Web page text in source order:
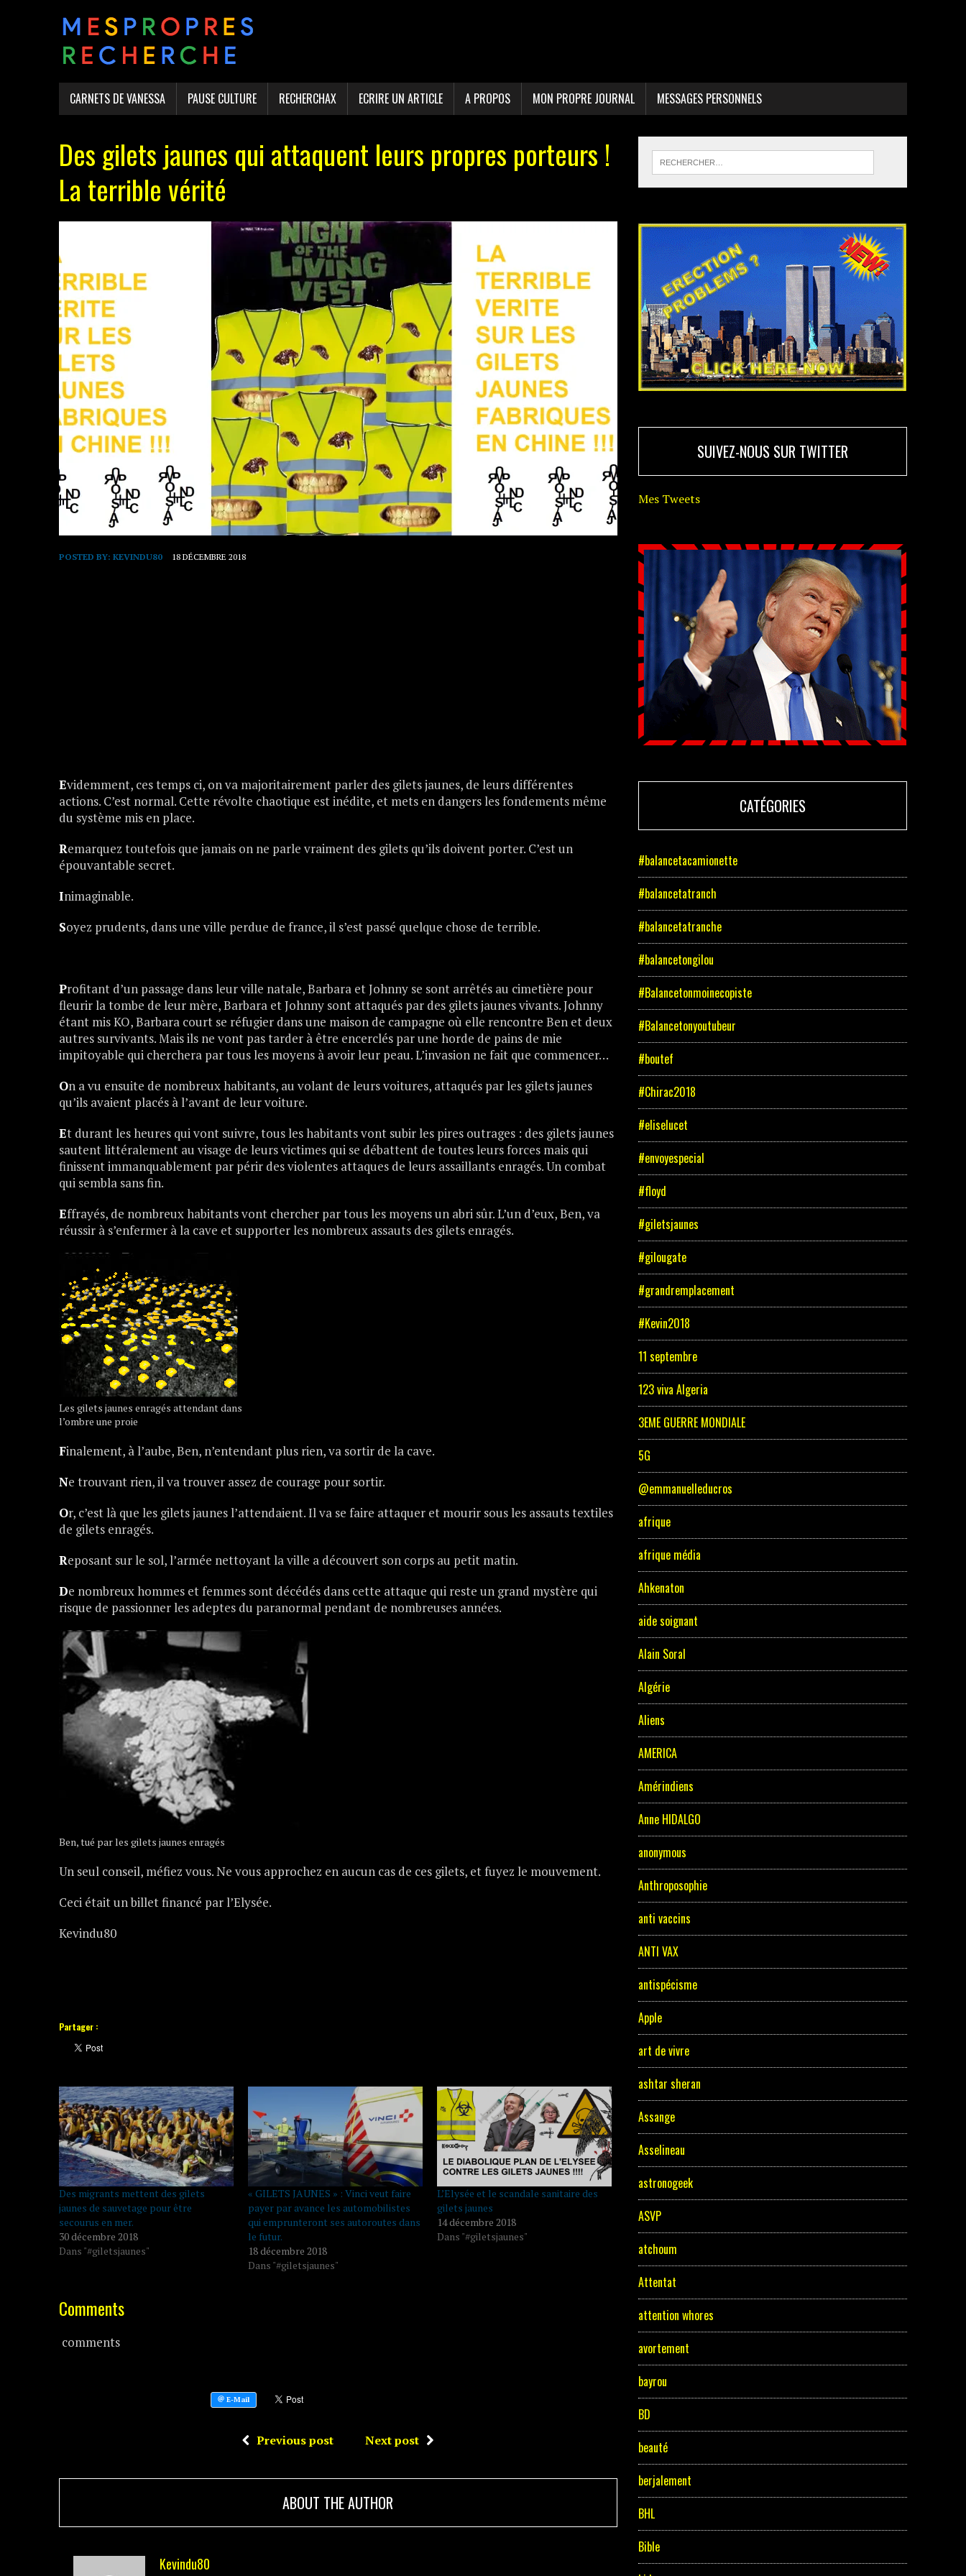
CARNETS DE VANESSA PAUSE CULTURE RECHERCHAX ECRIRE UN ARTICLE A PROPOS MON PROPRE JOURNAL MESSAGES PERSONNELS
Des gilets jaunes qui attaquent leurs propres porteurs !
La terrible vérité
POSTED BY: KEVINDU80 18 DÉCEMBRE 2018
Evidemment, ces temps ci, on va majoritairement parler des gilets jaunes, de leurs différentes
actions. C’est normal. Cette révolte chaotique est inédite, et mets en dangers les fondements même
du système mis en place.
Remarquez toutefois que jamais on ne parle vraiment des gilets qu’ils doivent porter. C’est un
épouvantable secret.
Inimaginable.
Soyez prudents, dans une ville perdue de france, il s’est passé quelque chose de terrible.
Profitant d’un passage dans leur ville natale, Barbara et Johnny se sont arrêtés au cimetière pour
fleurir la tombe de leur mère, Barbara et Johnny sont attaqués par des gilets jaunes vivants. Johnny
étant mis KO, Barbara court se réfugier dans une maison de campagne où elle rencontre Ben et deux
autres survivants. Mais ils ne vont pas tarder à être encerclés par une horde de pains de mie
impitoyable qui cherchera par tous les moyens à avoir leur peau. L’invasion ne fait que commencer…
On a vu ensuite de nombreux habitants, au volant de leurs voitures, attaqués par les gilets jaunes
qu’ils avaient placés à l’avant de leur voiture.
Et durant les heures qui vont suivre, tous les habitants vont subir les pires outrages : des gilets jaunes
sautent littéralement au visage de leurs victimes qui se débattent de toutes leurs forces mais qui
finissent immanquablement par périr des violentes attaques de leurs assaillants enragés. Un combat
qui sembla sans fin.
Effrayés, de nombreux habitants vont chercher par tous les moyens un abri sûr. L’un d’eux, Ben, va
réussir à s’enfermer à la cave et supporter les nombreux assauts des gilets enragés.
Les gilets jaunes enragés attendant dans
l’ombre une proie
Finalement, à l’aube, Ben, n’entendant plus rien, va sortir de la cave.
Ne trouvant rien, il va trouver assez de courage pour sortir.
Or, c’est là que les gilets jaunes l’attendaient. Il va se faire attaquer et mourir sous les assauts textiles
de gilets enragés.
Reposant sur le sol, l’armée nettoyant la ville a découvert son corps au petit matin.
De nombreux hommes et femmes sont décédés dans cette attaque qui reste un grand mystère qui
risque de passionner les adeptes du paranormal pendant de nombreuses années.
Ben, tué par les gilets jaunes enragés
Un seul conseil, méfiez vous. Ne vous approchez en aucun cas de ces gilets, et fuyez le mouvement.
Ceci était un billet financé par l’Elysée.
Kevindu80
Partager :
Des migrants mettent des gilets
jaunes de sauvetage pour être
secourus en mer.
30 décembre 2018
Dans "#giletsjaunes"
« GILETS JAUNES » : Vinci veut faire
payer par avance les automobilistes
qui emprunteront ses autoroutes dans
le futur.
18 décembre 2018
Dans "#giletsjaunes"
L’Elysée et le scandale sanitaire des
gilets jaunes
14 décembre 2018
Dans "#giletsjaunes"
Comments
comments
Previous post Next post
ABOUT THE AUTHOR
Kevindu80
SUIVEZ-NOUS SUR TWITTER
Mes Tweets
CATÉGORIES
#balancetacamionette
#balancetatranch
#balancetatranche
#balancetongilou
#Balancetonmoinecopiste
#Balancetonyoutubeur
#boutef
#Chirac2018
#eliselucet
#envoyespecial
#floyd
#giletsjaunes
#gilougate
#grandremplacement
#Kevin2018
11 septembre
123 viva Algeria
3EME GUERRE MONDIALE
5G
@emmanuelleducros
afrique
afrique média
Ahkenaton
aide soignant
Alain Soral
Algérie
Aliens
AMERICA
Amérindiens
Anne HIDALGO
anonymous
Anthroposophie
anti vaccins
ANTI VAX
antispécisme
Apple
art de vivre
ashtar sheran
Assange
Asselineau
astronogeek
ASVP
atchoum
Attentat
attention whores
avortement
bayrou
BD
beauté
berjalement
BHL
Bible